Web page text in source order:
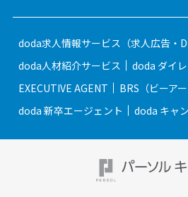
doda求人情報サービス（求人広告・
doda人材紹介サービス
doda ダイ
EXECUTIVE AGENT
BRS（ビーアー
doda 新卒エージェント
doda キャ